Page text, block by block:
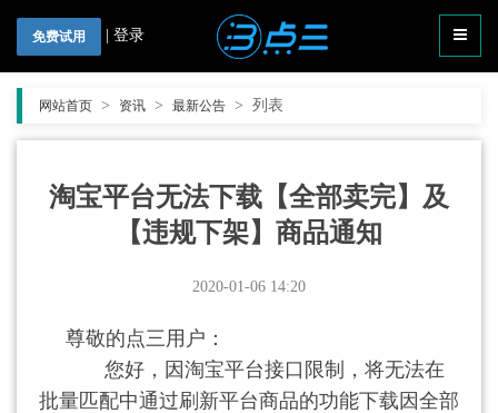
免费试用 登录
网站首页 > 资讯 > 最新公告 > 列表
淘宝平台无法下载【全部卖完】及
【违规下架】商品通知
2020-01-06 14:20
尊敬的点三用户：
您好，因淘宝平台接口限制，将无法在
批量匹配中通过刷新平台商品的功能下载因全部